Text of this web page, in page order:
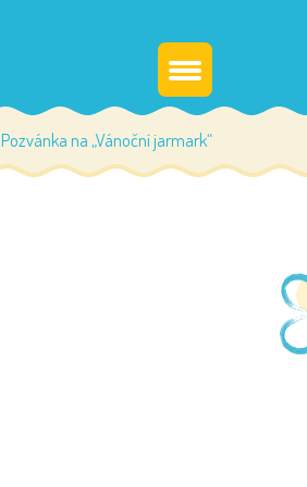
Pozvánka na „Vánoční jarmark“